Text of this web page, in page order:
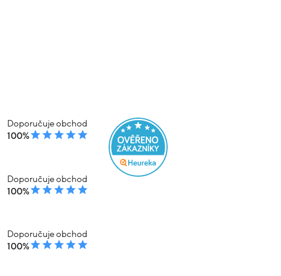
Doporučuje obchod
100%
Doporučuje obchod
100%
Doporučuje obchod
100%